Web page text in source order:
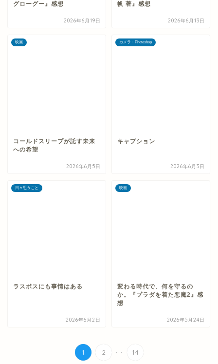
グローグー』感想
2026年6月19日
帆 著』感想
2026年6月13日
映画
コールドスリープが託す未来
への希望
2026年6月5日
カメラ・Photoshop
キャプション
2026年6月3日
日々思うこと
ラスボスにも事情はある
2026年6月2日
映画
変わる時代で、何を守るの
か。『プラダを着た悪魔2』感
想
2026年5月24日
1 2 ... 14